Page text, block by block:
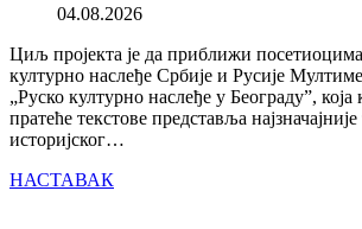
04.08.2026
Циљ пројекта је да приближи посетиоцима
културно наслеђе Србије и Русије
„Руско културно наслеђе у Београду”, која
пратеће текстове представља
историјског…
НАСТАВАК